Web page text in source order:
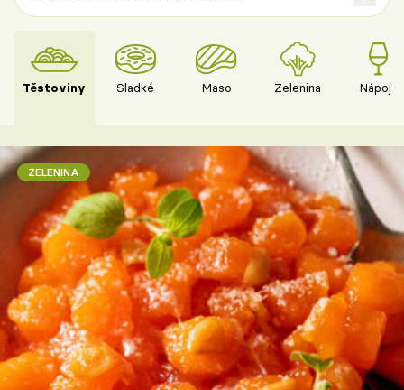
Těstoviny Sladké Maso Zelenina Nápoje
ZELENINA